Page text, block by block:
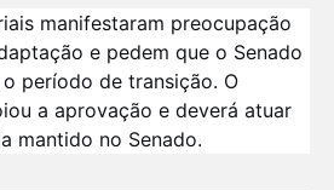
manifestaram preocupação
e pedem que o Senado
período de transição. O
a aprovação e deverá atuar
mantido no Senado.